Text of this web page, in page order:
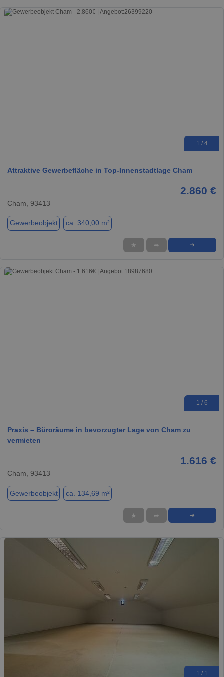
1 / 4
Attraktive Gewerbefläche in Top-Innenstadtlage Cham
2.860 €
Cham, 93413
Gewerbeobjekt ca. 340,00 m²
★ ➦ ➜
1 / 6
Praxis – Büroräume in bevorzugter Lage von Cham zu
vermieten
1.616 €
Cham, 93413
Gewerbeobjekt ca. 134,69 m²
★ ➦ ➜
1 / 1